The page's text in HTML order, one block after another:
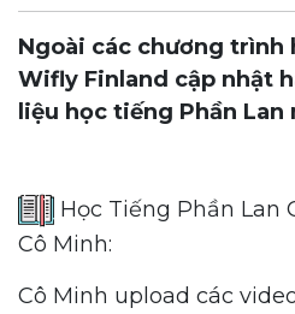
Ngoài các chương trình
Wifly Finland cập nhật
liệu học tiếng Phần Lan
Học Tiếng Phần Lan
Cô Minh:
Cô Minh upload các